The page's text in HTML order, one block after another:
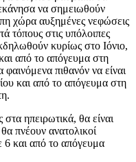
να σημειωθούν
χώρα αυξημένες νεφώσεις
τόπους στις υπόλοιπες
κυρίως στο Ιόνιο,
από το απόγευμα στη
πιθανόν να είναι
και από το απόγευμα στη
ηπειρωτικά, θα είναι
πνέουν ανατολικοί
6 και από το απόγευμα